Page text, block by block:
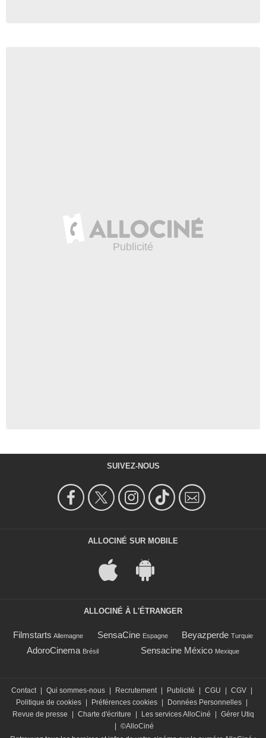
SUIVEZ-NOUS
ALLOCINÉ SUR MOBILE
ALLOCINÉ À L'ÉTRANGER
Filmstarts Allemagne SensaCine Espagne Beyazperde Turquie
AdoroCinema Brésil Sensacine México Mexique
Contact | Qui sommes-nous | Recrutement | Publicité | CGU | CGV |
Politique de cookies | Préférences cookies | Données Personnelles |
Revue de presse
| Charte d'écriture | Les services AlloCiné | Gérer Utiq
| ©AlloCiné